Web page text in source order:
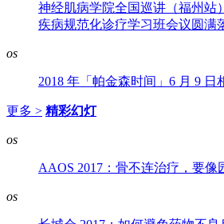
神经肌病学院全国巡讲（福州站
疾病规范化诊疗学习班会议圆满
os
2018 年「帕金森时间」6 月 9 日
更多 > 精彩幻灯
os
AAOS 2017：骨不连治疗，要像
os